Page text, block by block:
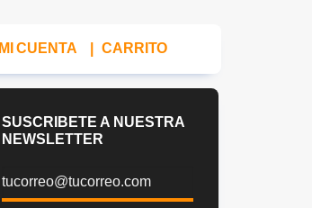
MI CUENTA CARRITO
SUSCRIBETE A NUESTRA
NEWSLETTER